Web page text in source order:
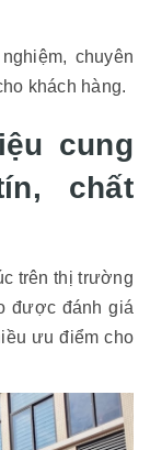
chuyên
khách hàng.
cung
chất
trên thị trường
được đánh giá
ưu điểm cho